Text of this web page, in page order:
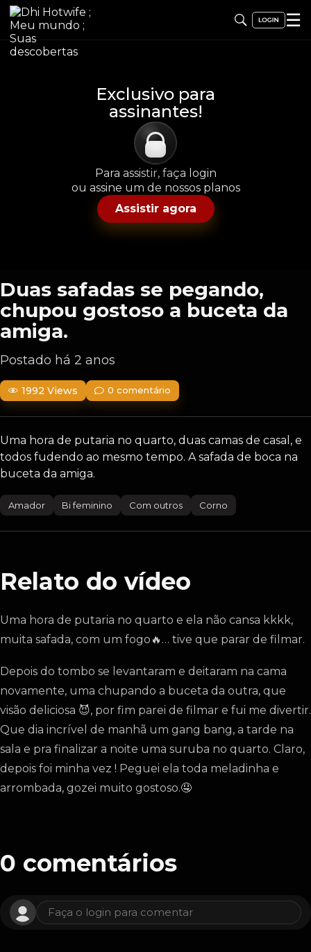
☰
Exclusivo para
assinantes!
Para assistir, faça login
ou assine um de nossos planos
Assistir agora
Duas safadas se pegando,
chupou gostoso a buceta da
amiga.
Postado há 2 anos
1992 Views 0 comentário
Uma hora de putaria no quarto, duas camas de casal, e
todos fudendo ao mesmo tempo. A safada de boca na
buceta da amiga.
Amador Bi feminino Com outros Corno
Relato do vídeo
Uma hora de putaria no quarto e ela não cansa kkkk,
muita safada, com um fogo🔥… tive que parar de filmar.
Depois do tombo se levantaram e deitaram na cama
novamente, uma chupando a buceta da outra, que
visão deliciosa 😈, por fim parei de filmar e fui me divertir.
Que dia incrível de manhã um gang bang, a tarde na
sala e pra finalizar a noite uma suruba no quarto. Claro,
depois foi minha vez ! Peguei ela toda meladinha e
arrombada, gozei muito gostoso.🤤
0 comentários
Faça o login para comentar